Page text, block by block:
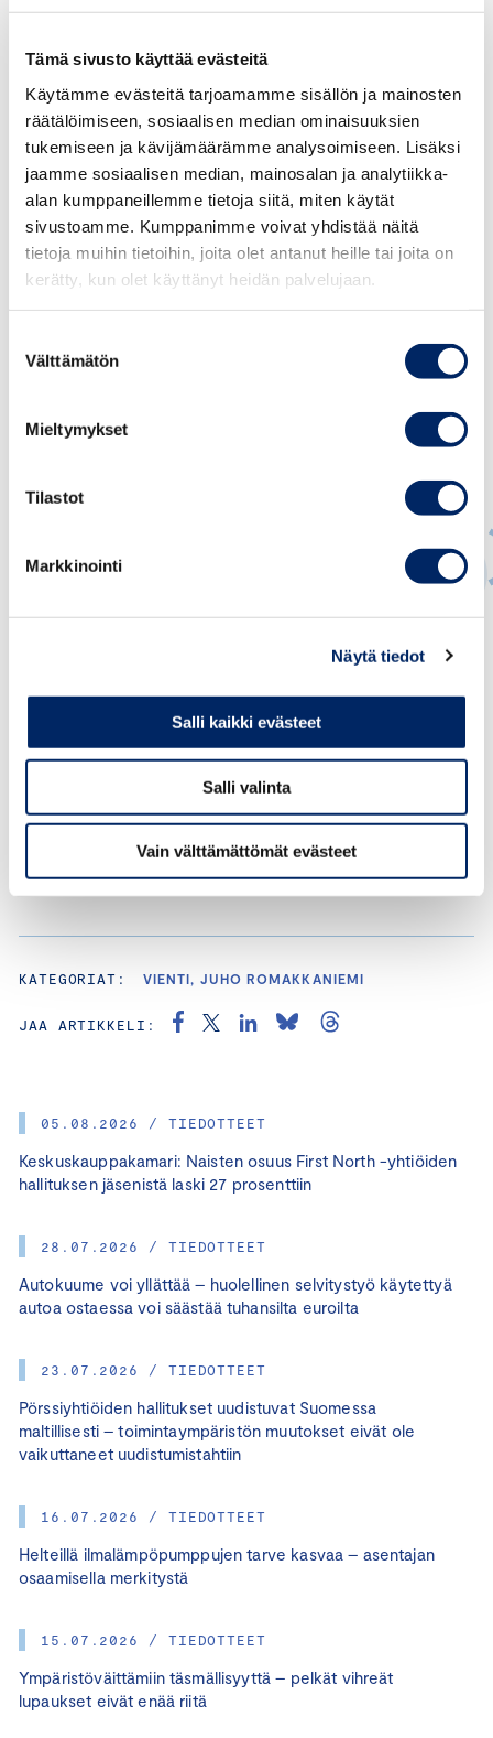
Tämä sivusto käyttää evästeitä
Käytämme evästeitä tarjoamamme sisällön ja mainosten
räätälöimiseen, sosiaalisen median ominaisuuksien
tukemiseen ja kävijämäärämme analysoimiseen. Lisäksi
jaamme sosiaalisen median, mainosalan ja analytiikka-
alan kumppaneillemme tietoja siitä, miten käytät
sivustoamme. Kumppanimme voivat yhdistää näitä
tietoja muihin tietoihin, joita olet antanut heille tai joita on
kerätty, kun olet käyttänyt heidän palvelujaan.
valinta
Välttämätön
Mieltymykset
Tilastot
Markkinointi
Näytä tiedot
Salli kaikki evästeet
Salli valinta
Vain välttämättömät evästeet
05.08.2026 / TIEDOTTEET
Keskuskauppakamari: Naisten osuus First North -yhtiöiden
hallituksen jäsenistä laski 27 prosenttiin
28.07.2026 / TIEDOTTEET
Autokuume voi yllättää – huolellinen selvitystyö käytettyä
autoa ostaessa voi säästää tuhansilta euroilta
23.07.2026 / TIEDOTTEET
Pörssiyhtiöiden hallitukset uudistuvat Suomessa
maltillisesti – toimintaympäristön muutokset eivät ole
vaikuttaneet uudistumistahtiin
16.07.2026 / TIEDOTTEET
Helteillä ilmalämpöpumppujen tarve kasvaa – asentajan
osaamisella merkitystä
15.07.2026 / TIEDOTTEET
Ympäristöväittämiin täsmällisyyttä – pelkät vihreät
lupaukset eivät enää riitä
(Certificate of Origin) osoittaa ensisijaisesti tavaran
kaupallisten määräysten mukaisesti. Alkuperätodistuksia
myöntävät kaikki Suomen 19 kauppakamaria.
Keskuskauppakamari vastaa
alkuperätodistusjärjestelmästä ja sen kehittämisestä.
juho.romakkaniemi@chamber.fi
+358 40 050 5269
KATEGORIAT: VIENTI, JUHO ROMAKKANIEMI
JAA ARTIKKELI: